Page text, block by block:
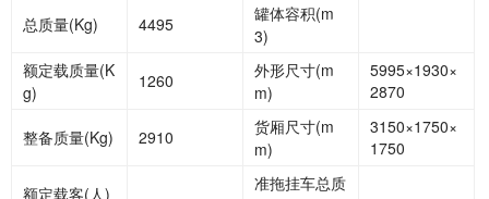
总质量(Kg) 4495 罐体容积(m
3)
额定载质量(K
g)
1260 外形尺寸(m
m)
5995×1930×
2870
整备质量(Kg) 2910 货厢尺寸(m
m)
3150×1750×
1750
额定载客(人)
准拖挂车总质